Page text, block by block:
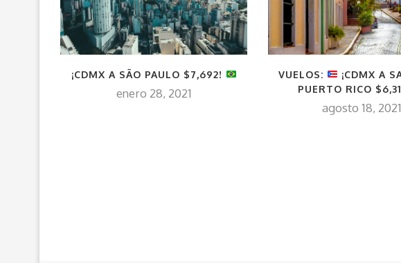
¡CDMX A SÃO PAULO $7,692!
enero 28, 2021
VUELOS:
¡CDMX A
PUERTO RICO
agosto 18, 2021